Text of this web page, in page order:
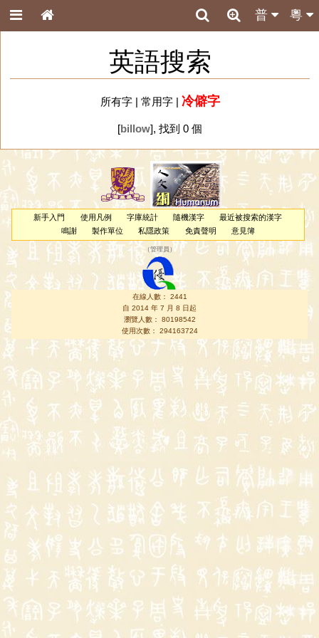
粵
普
英語搜索
所有字| 常用字| 冷僻字
[billow], 找到 0 個
新手入門 使用凡例 字庫統計 隨機漢字
最近被搜索的漢字
鳴謝
製作單位 私隱政策 免責聲明 意見簿
（管理員 ）
在線人數： 2441
自 2014 年 7 月 8 日起
瀏覽人數： 80198542
使用次數： 294163724